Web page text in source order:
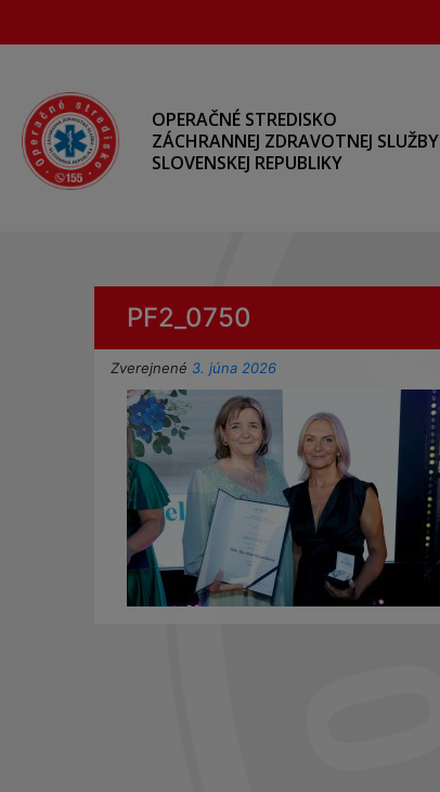
OPERAČNÉ STREDISKO
ZÁCHRANNEJ ZDRAVOTNEJ SLUŽBY
SLOVENSKEJ REPUBLIKY
PF2_0750
Zverejnené 3. júna 2026